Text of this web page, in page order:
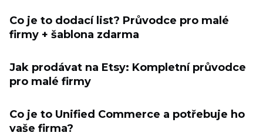
Co je to dodací list? Průvodce pro malé
firmy + šablona zdarma
Jak prodávat na Etsy: Kompletní průvodce
pro malé firmy
Co je to Unified Commerce a potřebuje ho
vaše firma?